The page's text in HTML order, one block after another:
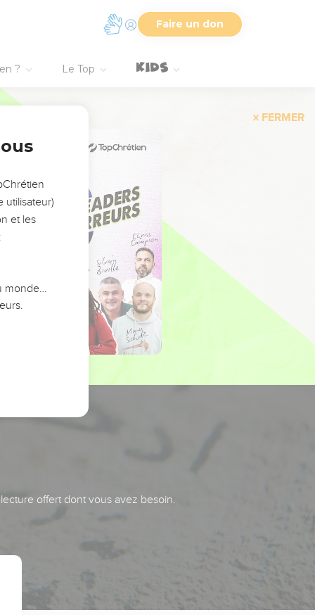
Faire un don
? Le Top
FERMER
offert dont vous avez besoin.
utilisateur)
et les
monde…